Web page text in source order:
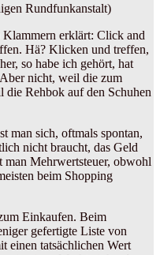
Rundfunkanstalt)
erklärt: Click and
Hä? Klicken und treffen,
so habe ich gehört, hat
nicht, weil die zum
die Rehbok auf den Schuhen
man sich, oftmals spontan,
nicht braucht, das Geld
man Mehrwertsteuer, obwohl
beim Shopping
Einkaufen. Beim
gefertigte Liste von
einen tatsächlichen Wert